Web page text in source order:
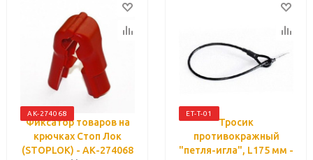
АК-274068
Фиксатор товаров на
крючках Стоп Лок
(STOPLOK) - АК-274068
ET-Т-01
Тросик
противокражный
"петля-игла", L175 мм -